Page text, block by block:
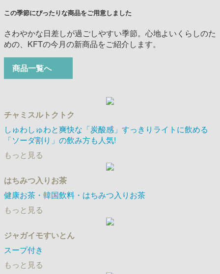
この季節にぴったりな商品をご用意しました
さわやかな日差しが過ごしやすい季節。心地よいくらしのた
めの、KFTの今月の新商品をご紹介します。
商品一覧へ
チャミスルトクトク
しゅわしゅわと爽快な「炭酸感」すっきりライトに飲める
「ソーダ割り」の飲み方も人気!
もっと見る
はちみつ入りお茶
健康お茶・韓国飲料・はちみつ入りお茶
もっと見る
ジャガイモすいとん
スープ付き
もっと見る